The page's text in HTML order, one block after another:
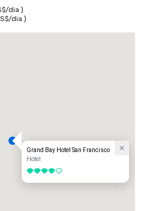
/dia )
/dia )
Grand Bay Hotel San Francisco
Hotel
4 de 5